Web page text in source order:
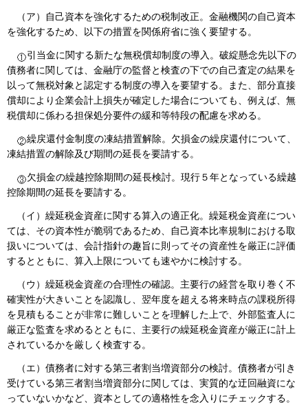
（ア）自己資本を強化するための税制改正。金融機関の自己資本
を強化するため、以下の措置を関係府省に強く要望する。
引当金に関する新たな無税償却制度の導入。破綻懸念先以下の
債務者に関しては、金融庁の監督と検査の下での自己査定の結果を
以って無税対象と認定する制度の導入を要望する。また、部分直接
償却により企業会計上損失が確定した場合についても、例えば、無
税償却に係わる担保処分要件の緩和等特段の配慮を求める。
繰戻還付金制度の凍結措置解除。欠損金の繰戻還付について、
凍結措置の解除及び期間の延長を要請する。
欠損金の繰越控除期間の延長検討。現行５年となっている繰越
控除期間の延長を要請する。
（イ）繰延税金資産に関する算入の適正化。繰延税金資産につい
ては、その資本性が脆弱であるため、自己資本比率規制における取
扱いについては、会計指針の趣旨に則ってその資産性を厳正に評価
するとともに、算入上限についても速やかに検討する。
（ウ）繰延税金資産の合理性の確認。主要行の経営を取り巻く不
確実性が大きいことを認識し、翌年度を超える将来時点の課税所得
を見積もることが非常に難しいことを理解した上で、外部監査人に
厳正な監査を求めるとともに、主要行の繰延税金資産が厳正に計上
されているかを厳しく検査する。
（エ）債務者に対する第三者割当増資部分の検討。債務者が引き
受けている第三者割当増資部分に関しては、実質的な迂回融資にな
っていないかなど、資本としての適格性を念入りにチェックする。